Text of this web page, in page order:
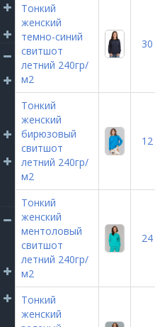
Тонкий
женский
темно-синий
свитшот
летний 240гр/
м2
30
Тонкий
женский
бирюзовый
свитшот
летний 240гр/
м2
12
Тонкий
женский
ментоловый
свитшот
летний 240гр/
м2
24
Тонкий
женский